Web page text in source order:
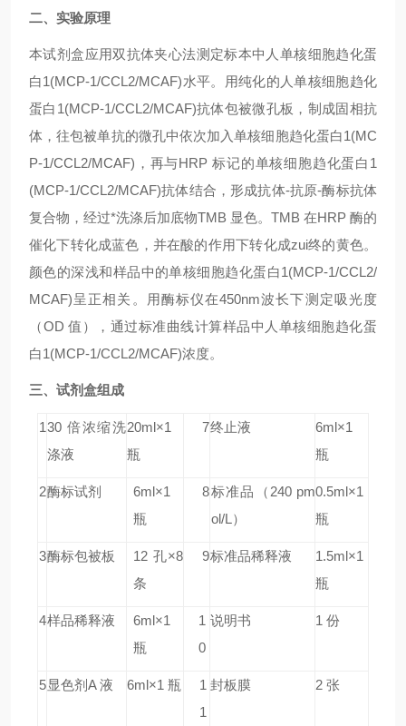
二、实验原理
本试剂盒应用双抗体夹心法测定标本中人单核细胞趋化蛋
白1(MCP-1/CCL2/MCAF)水平。用纯化的人单核细胞趋化
蛋白1(MCP-1/CCL2/MCAF)抗体包被微孔板，制成固相抗
体，往包被单抗的微孔中依次加入单核细胞趋化蛋白1(MC
P-1/CCL2/MCAF)，再与HRP 标记的单核细胞趋化蛋白1
(MCP-1/CCL2/MCAF)抗体结合，形成抗体-抗原-酶标抗体
复合物，经过*洗涤后加底物TMB 显色。TMB 在HRP 酶的
催化下转化成蓝色，并在酸的作用下转化成zui终的黄色。
颜色的深浅和样品中的单核细胞趋化蛋白1(MCP-1/CCL2/
MCAF)呈正相关。用酶标仪在450nm波长下测定吸光度
（OD 值），通过标准曲线计算样品中人单核细胞趋化蛋
白1(MCP-1/CCL2/MCAF)浓度。
三、试剂盒组成
130 倍浓缩洗
涤液
20ml×1
瓶
7终止液
6ml×1
瓶
2酶标试剂
6ml×1
瓶
8标准品
（240 pm
ol/L）
0.5ml×1
瓶
3酶标包被板
12 孔×8
条
9标准品稀释液
1.5ml×1
瓶
4样品稀释液
6ml×1
瓶
1
0
说明书 1 份
5显色剂A 液 6ml×1 瓶
1
1
封板膜 2 张